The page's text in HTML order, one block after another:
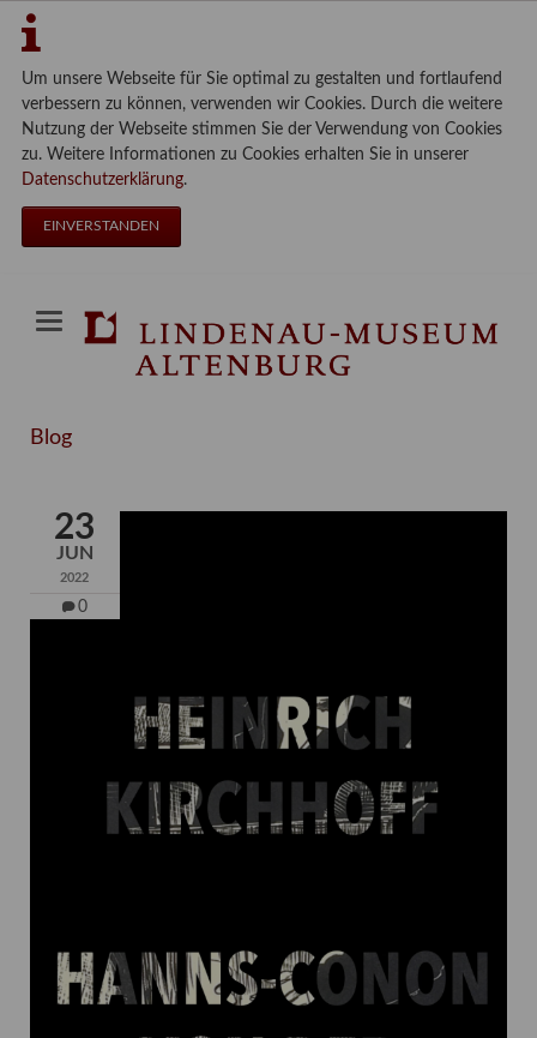
Um unsere Webseite für Sie optimal zu gestalten und fortlaufend
verbessern zu können, verwenden wir Cookies. Durch die weitere
Nutzung der Webseite stimmen Sie der Verwendung von Cookies
zu. Weitere Informationen zu Cookies erhalten Sie in unserer
Datenschutzerklärung.
EINVERSTANDEN
Blog
23
JUN
2022
0